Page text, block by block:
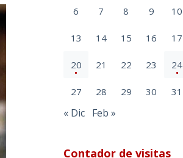
6 7 8 9 10
13 14 15 16 17
20 21 22 23 24
27 28 29 30 31
« Dic Feb »
Contador de visitas